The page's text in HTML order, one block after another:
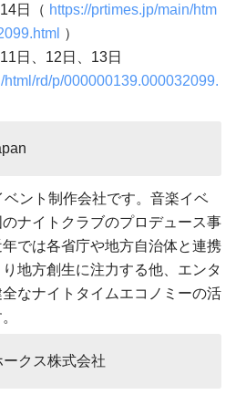
日（ https://prtimes.jp/main/htm
）
日、12日、13日
html/rd/p/000000139.000032099.
ント制作会社です。音楽イベ
ナイトクラブのプロデュース事
では各省庁や地方自治体と連携
地方創生に注力する他、エンタ
なナイトタイムエコノミーの活
クス株式会社